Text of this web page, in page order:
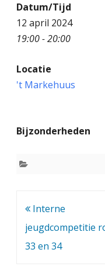
o
r
u
Datum/Tijd
12 april 2024
19:00 - 20:00
Locatie
't Markehuus
Bijzonderheden
Bericht
navigatie
Interne
jeugdcompetitie
33 en 34